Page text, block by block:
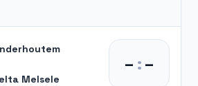
Melsele
– :–